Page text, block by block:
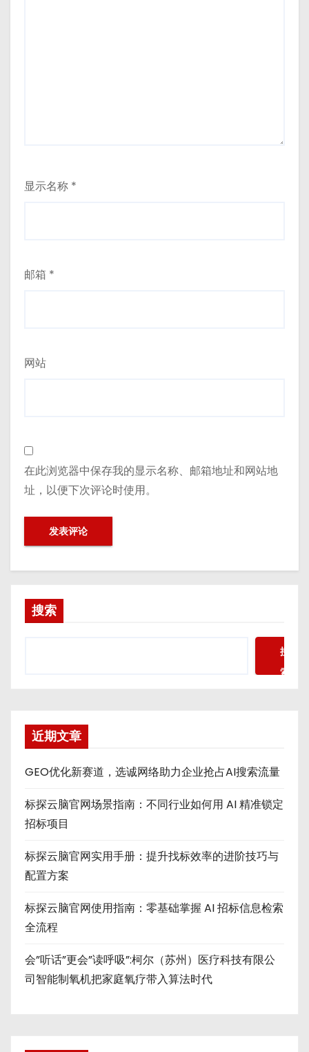
显示名称 *
邮箱 *
网站
在此浏览器中保存我的显示名称、邮箱地址和网站地
址，以便下次评论时使用。
搜索
搜
索
近期文章
GEO优化新赛道，选诚网络助力企业抢占AI搜索流量
标探云脑官网场景指南：不同行业如何用 AI 精准锁定
招标项目
标探云脑官网实用手册：提升找标效率的进阶技巧与
配置方案
标探云脑官网使用指南：零基础掌握 AI 招标信息检索
全流程
会”听话”更会”读呼吸”:柯尔（苏州）医疗科技有限公
司智能制氧机把家庭氧疗带入算法时代